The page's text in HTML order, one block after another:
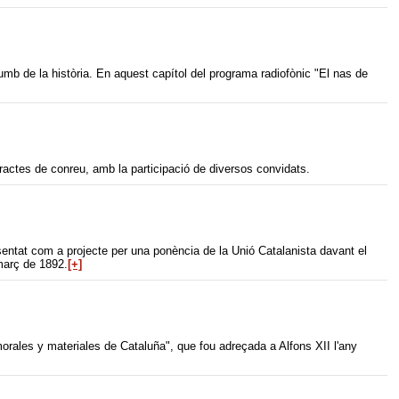
de la història. En aquest capítol del programa radiofònic "El nas de
de conreu, amb la participació de diversos convidats.
com a projecte per una ponència de la Unió Catalanista davant el
de 1892. [+]
y materiales de Cataluña", que fou adreçada a Alfons XII l'any